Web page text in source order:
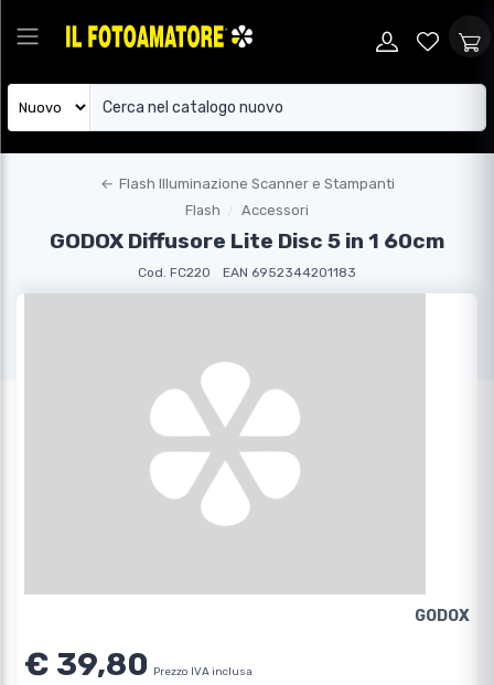
← Flash Illuminazione Scanner e Stampanti
Flash
Accessori
GODOX Diffusore Lite Disc 5 in 1 60cm
Cod. FC220 EAN 6952344201183
GODOX
€ 39,80 Prezzo IVA inclusa